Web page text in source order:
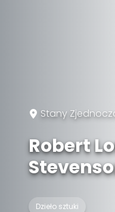
Stany
Robert
Dzieło sztuki